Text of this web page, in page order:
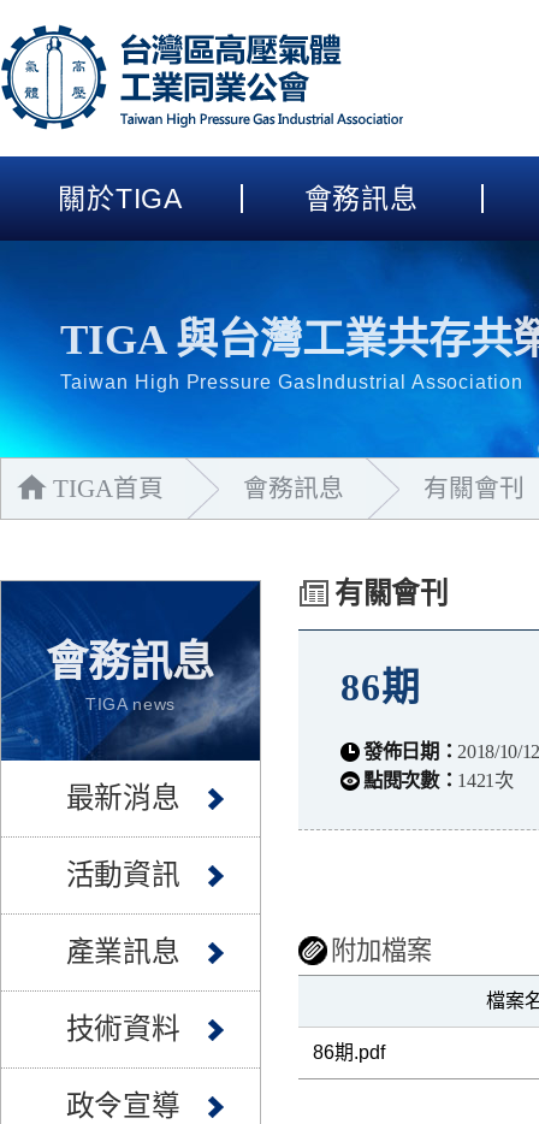
關於TIGA 會務訊息
TIGA 與台灣工業共存共
Taiwan High Pressure GasIndustrial Association
TIGA首頁 會務訊息 有關會刊
會務訊息
TIGA news
最新消息
活動資訊
產業訊息
技術資料
政令宣導
有關會刊
86期
發佈日期：2018/10/
點閱次數： 1421次
附加檔案
檔案
86期.pdf